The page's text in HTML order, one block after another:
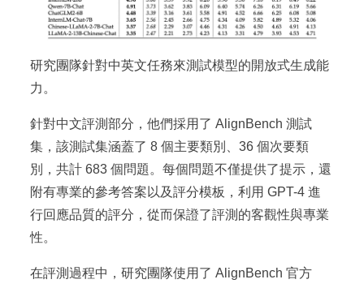
研究團隊針對中英文任務來測試模型的開放式生成能
力。
針對中文評測部分，他們採用了 AlignBench 測試
集，該測試集涵蓋了 8 個主要類別、36 個次要類
別，共計 683 個問題。每個問題不僅提供了提示，還
附有專業的參考答案以及評分模板，利用 GPT-4 進
行回應品質的評分，從而保證了評測的客觀性與專業
性。
在評測過程中，研究團隊使用了 AlignBench 官方